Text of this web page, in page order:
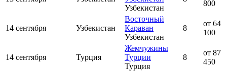
Узбекистан
800
14 сентября Узбекистан
Восточный
Караван
Узбекистан
8
от 64
100
14 сентября Турция
Жемчужины
Турции
Турция
8
от 87
450